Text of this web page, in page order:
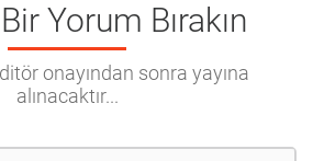
Yorum Bırakın
onayından sonra yayına
alınacaktır...